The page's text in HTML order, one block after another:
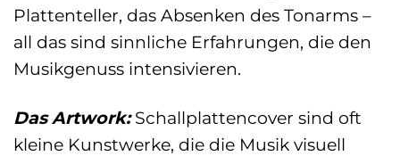
Plattenteller, das Absenken des Tonarms –
all das sind sinnliche Erfahrungen, die den
Musikgenuss intensivieren.
Das Artwork:Schallplattencover sind oft
kleine Kunstwerke, die die Musik visuell